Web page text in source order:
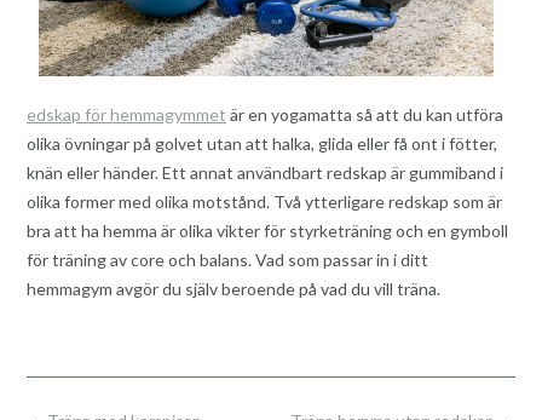
edskap för hemmagymmet är en yogamatta så att du kan utföra
olika övningar på golvet utan att halka, glida eller få ont i fötter,
knän eller händer. Ett annat användbart redskap är gummiband i
olika former med olika motstånd. Två ytterligare redskap som är
bra att ha hemma är olika vikter för styrketräning och en gymboll
för träning av core och balans. Vad som passar in i ditt
hemmagym avgör du själv beroende på vad du vill träna.